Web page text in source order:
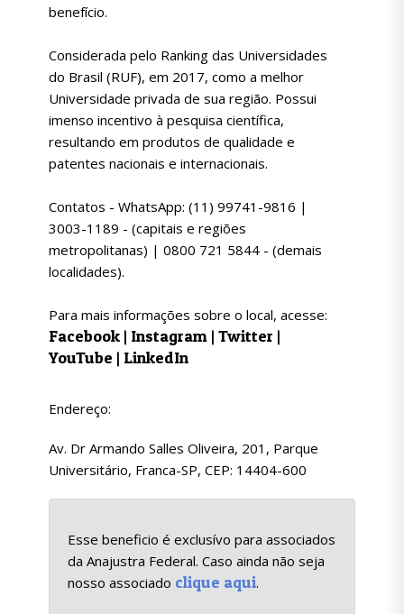
benefício.
Considerada pelo Ranking das Universidades
do Brasil (RUF), em 2017, como a melhor
Universidade privada de sua região. Possui
imenso incentivo à pesquisa científica,
resultando em produtos de qualidade e
patentes nacionais e internacionais.
Contatos - WhatsApp: (11) 99741-9816 |
3003-1189 - (capitais e regiões
metropolitanas) | 0800 721 5844 - (demais
localidades).
Para mais informações sobre o local, acesse:
Facebook | Instagram | Twitter |
YouTube | LinkedIn
Endereço:
Av. Dr Armando Salles Oliveira, 201, Parque
Universitário, Franca-SP, CEP: 14404-600
Esse beneficio é exclusívo para associados
da Anajustra Federal. Caso ainda não seja
nosso associado clique aqui.